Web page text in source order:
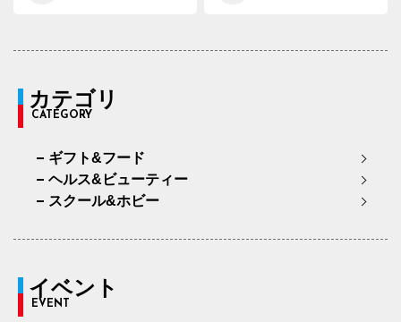
カテゴリ
CATEGORY
ギフト&フード
ヘルス&ビューティー
スクール&ホビー
イベント
EVENT